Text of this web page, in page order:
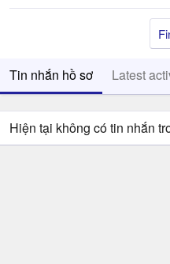
Tin nhắn hồ sơ Latest
Hiện tại không có tin nhắn